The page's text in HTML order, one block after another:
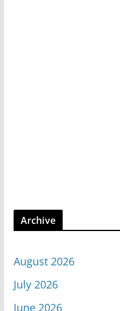
Archive
August 2026
July 2026
June 2026